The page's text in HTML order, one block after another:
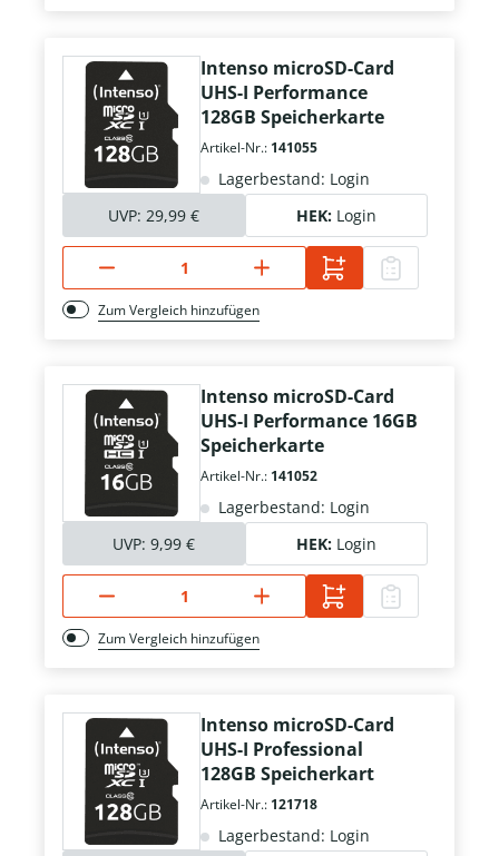
Intenso microSD-Card
UHS-I Performance
128GB Speicherkarte
Artikel-Nr.: 141055
Lagerbestand: Login
UVP: 29,99 € HEK: Login
Zum Vergleich hinzufügen
Intenso microSD-Card
UHS-I Performance 16GB
Speicherkarte
Artikel-Nr.: 141052
Lagerbestand: Login
UVP: 9,99 € HEK: Login
Zum Vergleich hinzufügen
Intenso microSD-Card
UHS-I Professional
128GB Speicherkart
Artikel-Nr.: 121718
Lagerbestand: Login